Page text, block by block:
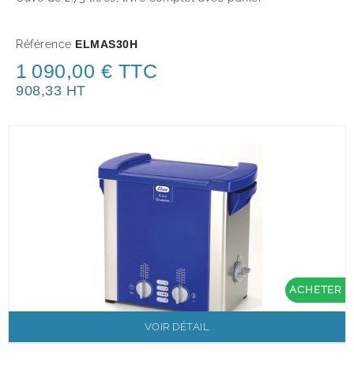
Référence ELMAS30H
1 090,00 € TTC
908,33 HT
ACHETER
VOIR DÉTAIL